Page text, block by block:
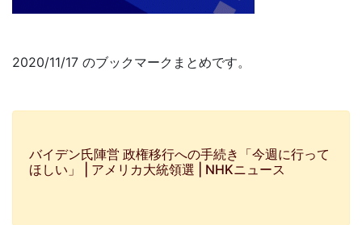
2020/11/17 のブックマークまとめです。
バイデン氏陣営 政権移行への手続き「今週に行って
ほしい」 | アメリカ大統領選 | NHKニュース